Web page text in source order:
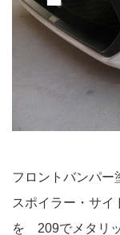
フロントバンパー
スポイラー・サイ
を 209でメタリ